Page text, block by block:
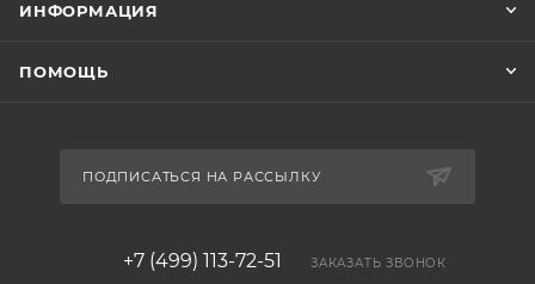
ИНФОРМАЦИЯ
ПОМОЩЬ
ПОДПИСАТЬСЯ НА РАССЫЛКУ
+7 (499) 113-72-51 ЗАКАЗАТЬ ЗВОНОК